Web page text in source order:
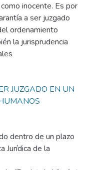
inocente. Es por
a ser juzgado
ordenamiento
la jurisprudencia
JUZGADO EN UN
dentro de un plazo
Jurídica de la